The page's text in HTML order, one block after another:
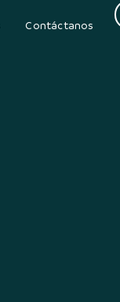
Contáctanos